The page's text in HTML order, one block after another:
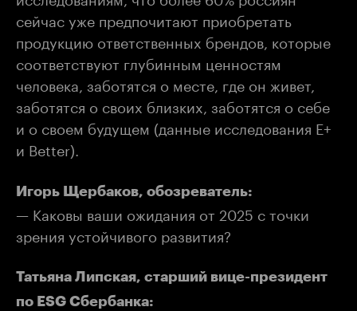
сейчас уже предпочитают приобретать
продукцию ответственных брендов, которые
соответствуют глубинным ценностям
человека, заботятся о месте, где он живет,
заботятся о своих близких, заботятся о себе
и о своем будущем (данные исследования Е+
и Better).
Игорь Щербаков, обозреватель:
— Каковы ваши ожидания от 2025 с точки
зрения устойчивого развития?
Татьяна Липская, старший вице-президент
по ESG Сбербанка: